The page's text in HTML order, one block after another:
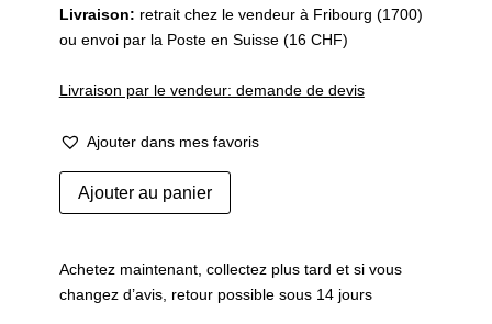
Livraison: retrait chez le vendeur à Fribourg (1700)
ou envoi par la Poste en Suisse (16 CHF)
Livraison par le vendeur: demande de devis
Ajouter dans mes favoris
quantité
de
Ajouter au panier
Achetez maintenant, collectez plus tard et si vous
changez d’avis, retour possible sous 14 jours